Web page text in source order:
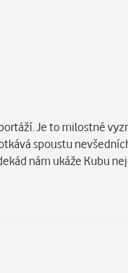
Je to milostné
spoustu
nám ukáže Kubu